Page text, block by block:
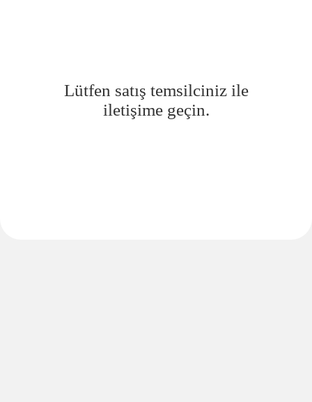
Lütfen satış temsilciniz ile
iletişime geçin.